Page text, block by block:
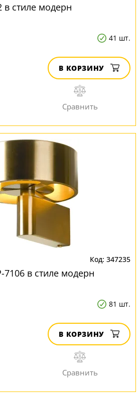
в стиле модерн
41 шт.
В КОРЗИНУ
347235
7106 в стиле модерн
81 шт.
В КОРЗИНУ